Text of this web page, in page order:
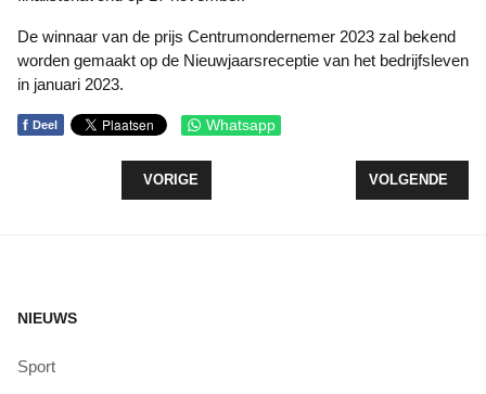
De winnaar van de prijs Centrumondernemer 2023 zal bekend
worden gemaakt op de Nieuwjaarsreceptie van het bedrijfsleven
in januari 2023.
f Deel Whatsapp
VORIG ARTIKEL: BESTUUR AVONDVIERDAAGSE
VORIGE VOLGENDE
VOLGENDE
NIEUWS
Sport